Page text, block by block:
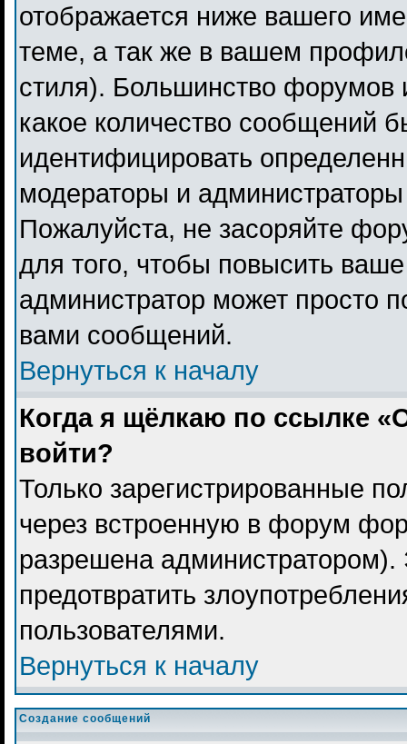
отображается ниже вашего
теме, а так же в вашем
стиля). Большинство форумов
какое количество сообщений
идентифицировать
модераторы и
Пожалуйста, не засоряйте
для того, чтобы повысить
администратор может просто
вами сообщений.
Вернуться к началу
Когда я щёлкаю по ссылке
войти?
Только зарегистрированные
через встроенную в форум
разрешена
предотвратить
пользователями.
Вернуться к началу
Создание сообщений